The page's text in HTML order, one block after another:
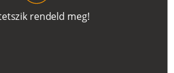
etszik rendeld meg!